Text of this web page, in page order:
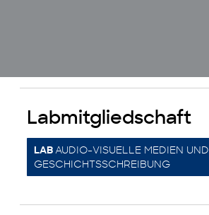
Labmitgliedschaft
LAB AUDIO-VISUELLE MEDIEN UND
GESCHICHTSSCHREIBUNG